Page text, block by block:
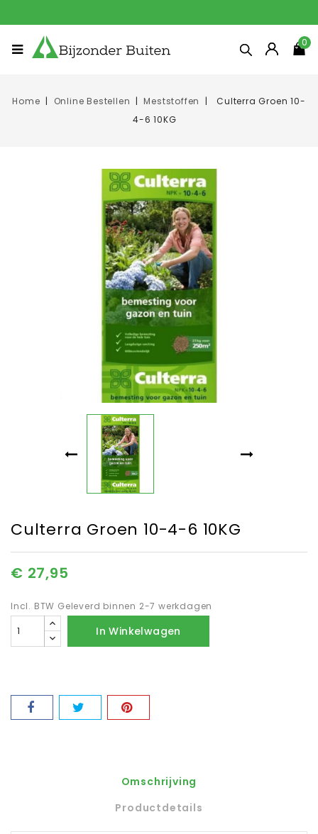
0
Home Online Bestellen Meststoffen
Culterra Groen 10-
4-6 10KG
Culterra Groen 10-4-6 10KG
€ 27,95
Incl. BTW Geleverd binnen 2-7 werkdagen
In Winkelwagen
Omschrijving
Productdetails